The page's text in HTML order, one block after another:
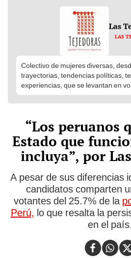
Las
LAS
Colectivo de mujeres diversas,
trayectorias, tendencias políticas,
experiencias, que se levantan en
“Los peruanos
Estado que
incluya”, por
A pesar de sus diferencias
candidatos comparten
votantes del 25.7% de la
Perú, lo que resalta la
en el país.